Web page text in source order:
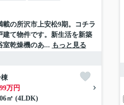
載の所沢市上安松9期。コチラ
建て物件です。新生活を新築
室乾燥機のあ... もっと見る
万円
㎡ (4LDK)